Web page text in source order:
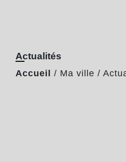
Actualités
Accueil / Ma ville /